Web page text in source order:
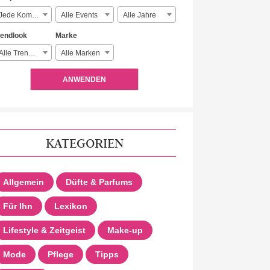
Jede Komplexität Alle Events Alle Jahre
Alle Trendlooks
Marke
Alle Marken
ANWENDEN
KATEGORIEN
Allgemein Düfte & Parfums
Für Ihn Lexikon
Lifestyle & Zeitgeist Make-up
Mode Pflege Tipps